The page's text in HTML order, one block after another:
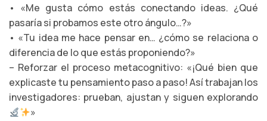
• «Me gusta cómo estás conectando ideas. ¿Qué
pasaría si probamos este otro ángulo…?»
• «Tu idea me hace pensar en… ¿cómo se relaciona o
diferencia de lo que estás proponiendo?»
– Reforzar el proceso metacognitivo: «¡Qué bien que
explicaste tu pensamiento paso a paso! Así trabajan los
investigadores: prueban, ajustan y siguen explorando
»